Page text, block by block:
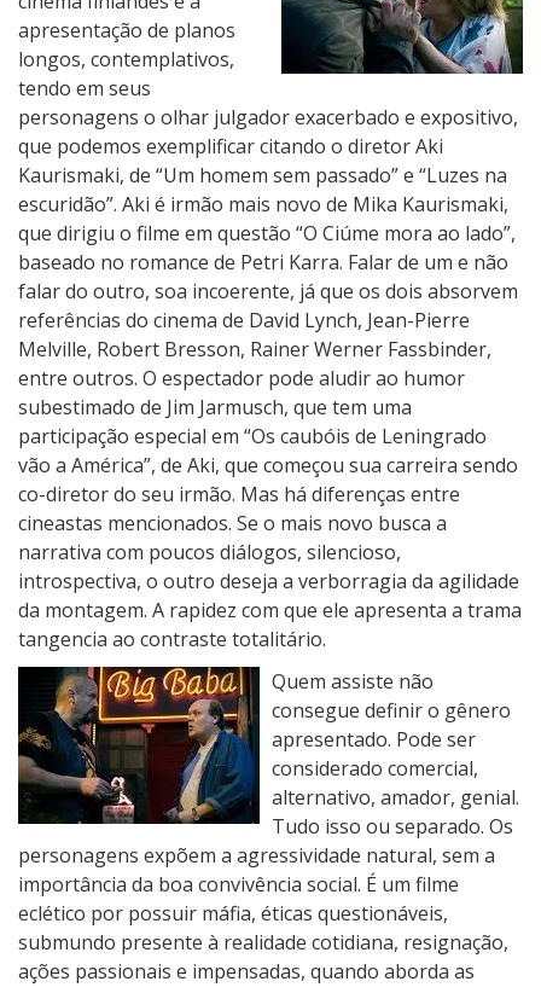
apresentação de planos
longos, contemplativos,
tendo em seus
personagens o olhar julgador exacerbado e expositivo,
que podemos exemplificar citando o diretor Aki
Kaurismaki, de “Um homem sem passado” e “Luzes na
escuridão”. Aki é irmão mais novo de Mika Kaurismaki,
que dirigiu o filme em questão “O Ciúme mora ao lado”,
baseado no romance de Petri Karra. Falar de um e não
falar do outro, soa incoerente, já que os dois absorvem
referências do cinema de David Lynch, Jean-Pierre
Melville, Robert Bresson, Rainer Werner Fassbinder,
entre outros. O espectador pode aludir ao humor
subestimado de Jim Jarmusch, que tem uma
participação especial em “Os caubóis de Leningrado
vão a América”, de Aki, que começou sua carreira sendo
co-diretor do seu irmão. Mas há diferenças entre
cineastas mencionados. Se o mais novo busca a
narrativa com poucos diálogos, silencioso,
introspectiva, o outro deseja a verborragia da agilidade
da montagem. A rapidez com que ele apresenta a trama
tangencia ao contraste totalitário.
Quem assiste não
consegue definir o gênero
apresentado. Pode ser
considerado comercial,
alternativo, amador, genial.
Tudo isso ou separado. Os
personagens expõem a agressividade natural, sem a
importância da boa convivência social. É um filme
eclético por possuir máfia, éticas questionáveis,
submundo presente à realidade cotidiana, resignação,
ações passionais e impensadas, quando aborda as